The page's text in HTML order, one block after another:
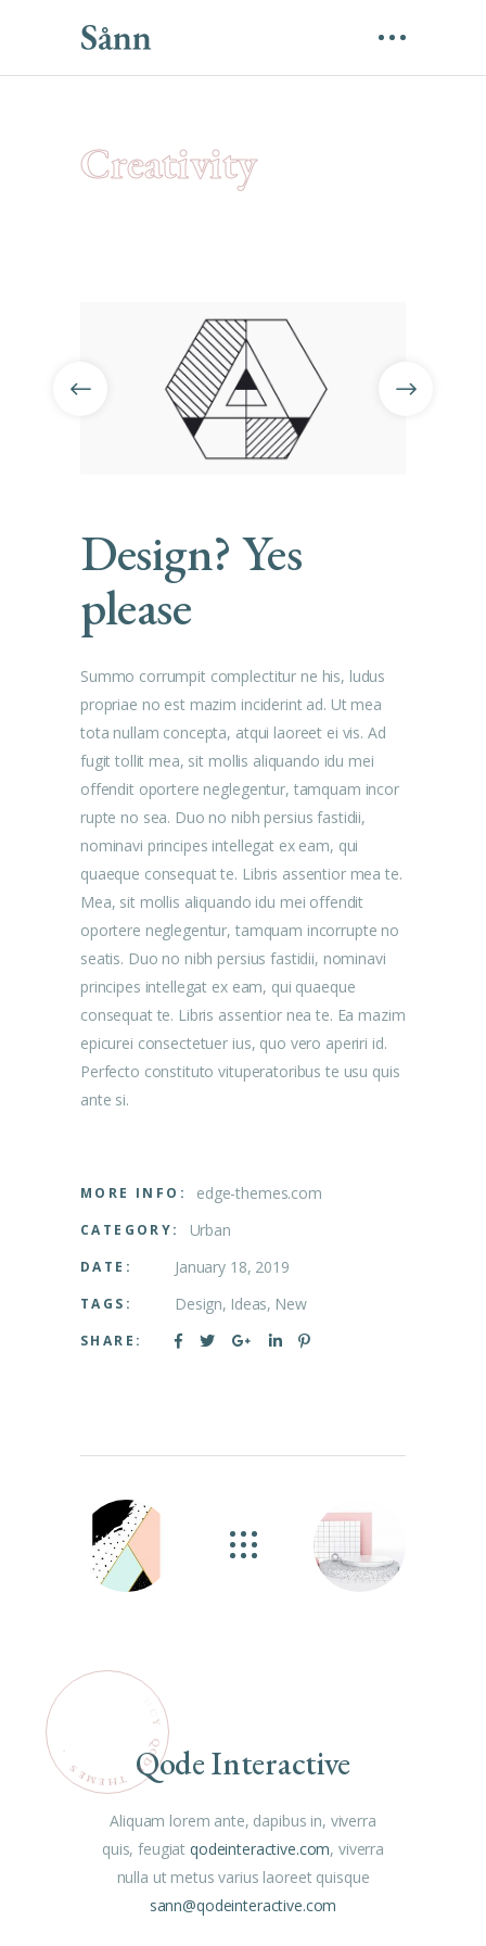
Creativity
Design? Yes
please
Summo corrumpit complectitur ne his, ludus
propriae no est mazim inciderint ad. Ut mea
tota nullam concepta, atqui laoreet ei vis. Ad
fugit tollit mea, sit mollis aliquando idu mei
offendit oportere neglegentur, tamquam incor
rupte no sea. Duo no nibh persius fastidii,
nominavi principes intellegat ex eam, qui
quaeque consequat te. Libris assentior mea te.
Mea, sit mollis aliquando idu mei offendit
oportere neglegentur, tamquam incorrupte no
seatis. Duo no nibh persius fastidii, nominavi
principes intellegat ex eam, qui quaeque
consequat te. Libris assentior nea te. Ea mazim
epicurei consectetuer ius, quo vero aperiri id.
Perfecto constituto vituperatoribus te usu quis
ante si.
MORE INFO: edge-themes.com
CATEGORY: Urban
DATE: January 18, 2019
TAGS: Design Ideas New
SHARE:
O
D
E
T
H
E
M
E
S
. Qode Interactive
Aliquam lorem ante, dapibus in, viverra
quis, feugiat qodeinteractive.com, viverra
nulla ut metus varius laoreet quisque
sann@qodeinteractive.com